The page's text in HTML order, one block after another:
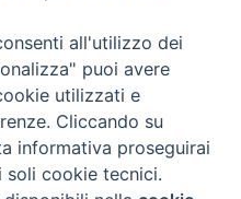
Umbra - Gualdo
Assisi (PG)
all'utilizzo dei
puoi avere
utilizzati e
Cliccando su
informativa proseguirai
soli cookie tecnici.